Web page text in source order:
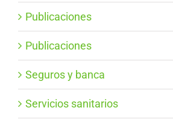
Publicaciones
Publicaciones
Seguros y banca
Servicios sanitarios